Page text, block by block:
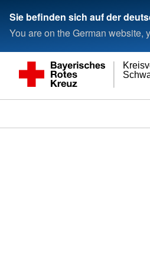
Sie befinden sich auf der
You are on the German website,